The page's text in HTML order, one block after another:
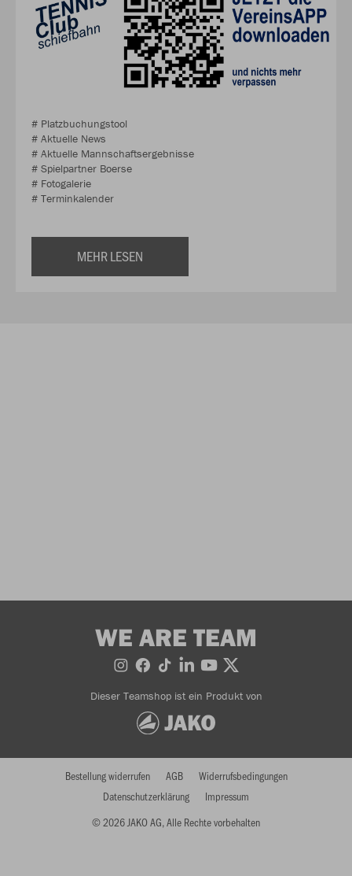
# Platzbuchungstool
# Aktuelle News
# Aktuelle Mannschaftsergebnisse
# Spielpartner Boerse
# Fotogalerie
# Terminkalender
MEHR LESEN
WE ARE TEAM
Dieser Teamshop ist ein Produkt von
© 2026 JAKO AG, Alle Rechte vorbehalten
Bestellung widerrufen AGB
Widerrufsbedingungen
Datenschutzerklärung
Impressum